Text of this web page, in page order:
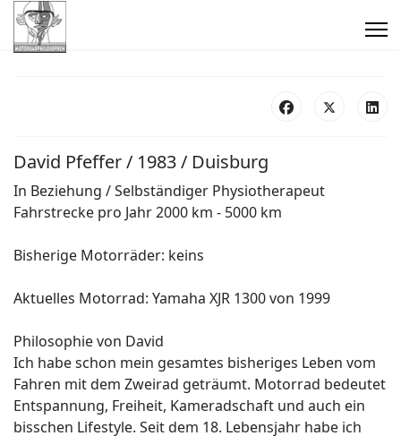
David Pfeffer / 1983 / Duisburg
In Beziehung / Selbständiger Physiotherapeut
Fahrstrecke pro Jahr 2000 km - 5000 km
Bisherige Motorräder: keins
Aktuelles Motorrad: Yamaha XJR 1300 von 1999
Philosophie von David
Ich habe schon mein gesamtes bisheriges Leben vom
Fahren mit dem Zweirad geträumt. Motorrad bedeutet
Entspannung, Freiheit, Kameradschaft und auch ein
bisschen Lifestyle. Seit dem 18. Lebensjahr habe ich